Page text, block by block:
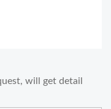
will get detail